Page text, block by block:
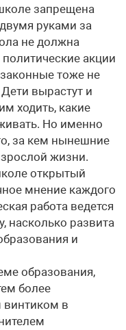
запрещена
руками за
не должна
акции
тоже не
вырастут и
ходить, какие
Но именно
за кем нынешние
жизни.
открытый
мнение каждого
работа ведется
насколько развита
и
образования,
более
винтиком в